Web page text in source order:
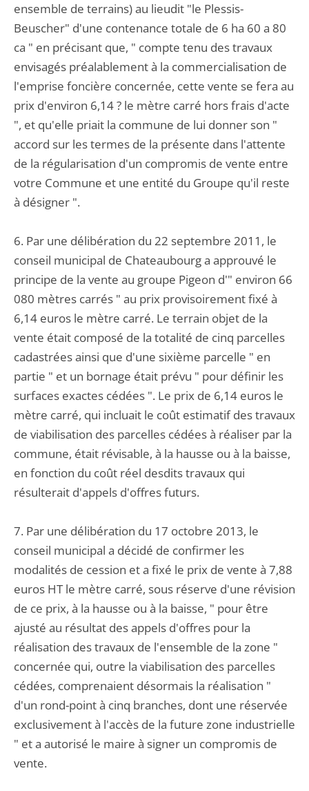
ensemble de terrains) au lieudit "le Plessis-
Beuscher" d'une contenance totale de 6 ha 60 a 80
ca " en précisant que, " compte tenu des travaux
envisagés préalablement à la commercialisation de
l'emprise foncière concernée, cette vente se fera au
prix d'environ 6,14 ? le mètre carré hors frais d'acte
", et qu'elle priait la commune de lui donner son "
accord sur les termes de la présente dans l'attente
de la régularisation d'un compromis de vente entre
votre Commune et une entité du Groupe qu'il reste
à désigner ".
6. Par une délibération du 22 septembre 2011, le
conseil municipal de Chateaubourg a approuvé le
principe de la vente au groupe Pigeon d'" environ 66
080 mètres carrés " au prix provisoirement fixé à
6,14 euros le mètre carré. Le terrain objet de la
vente était composé de la totalité de cinq parcelles
cadastrées ainsi que d'une sixième parcelle " en
partie " et un bornage était prévu " pour définir les
surfaces exactes cédées ". Le prix de 6,14 euros le
mètre carré, qui incluait le coût estimatif des travaux
de viabilisation des parcelles cédées à réaliser par la
commune, était révisable, à la hausse ou à la baisse,
en fonction du coût réel desdits travaux qui
résulterait d'appels d'offres futurs.
7. Par une délibération du 17 octobre 2013, le
conseil municipal a décidé de confirmer les
modalités de cession et a fixé le prix de vente à 7,88
euros HT le mètre carré, sous réserve d'une révision
de ce prix, à la hausse ou à la baisse, " pour être
ajusté au résultat des appels d'offres pour la
réalisation des travaux de l'ensemble de la zone "
concernée qui, outre la viabilisation des parcelles
cédées, comprenaient désormais la réalisation "
d'un rond-point à cinq branches, dont une réservée
exclusivement à l'accès de la future zone industrielle
" et a autorisé le maire à signer un compromis de
vente.